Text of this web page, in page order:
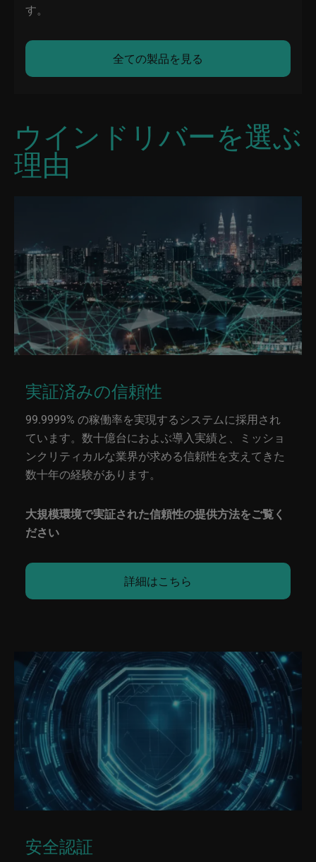
す。
全ての製品を見る
ウインドリバーを選ぶ
理由
実証済みの信頼性
99.9999% の稼働率を実現するシステムに採用され
ています。数十億台におよぶ導入実績と、ミッショ
ンクリティカルな業界が求める信頼性を支えてきた
数十年の経験があります。
大規模環境で実証された信頼性の提供方法をご覧く
ださい
詳細はこちら
安全認証